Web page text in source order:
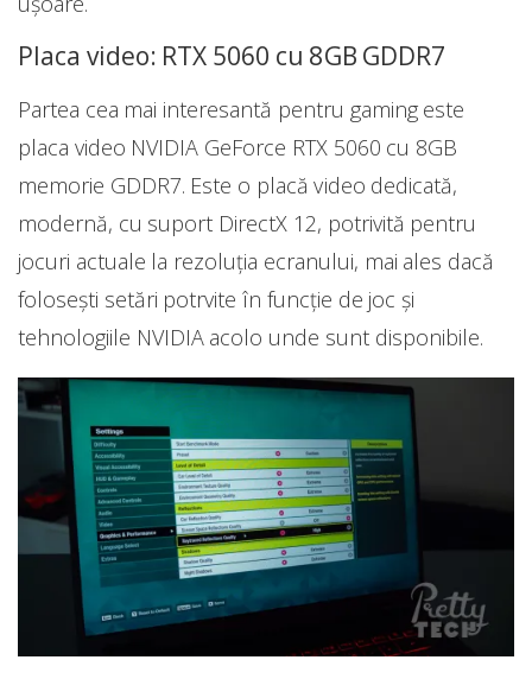
Placa video: RTX 5060 cu 8GB GDDR7
Partea cea mai interesantă pentru gaming este
placa video NVIDIA GeForce RTX 5060 cu 8GB
memorie GDDR7. Este o placă video dedicată,
modernă, cu suport DirectX 12, potrivită pentru
jocuri actuale la rezoluția ecranului, mai ales dacă
folosești setări potrvite în funcție de joc și
tehnologiile NVIDIA acolo unde sunt disponibile.